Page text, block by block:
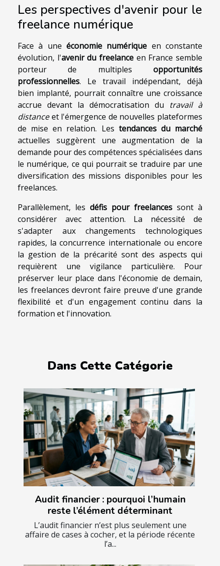
Les perspectives d'avenir pour le
freelance numérique
Face à une économie numérique en constante
évolution, l'avenir du freelance en France semble
porteur de multiples opportunités
professionnelles. Le travail indépendant, déjà
bien implanté, pourrait connaître une croissance
accrue devant la démocratisation du travail à
distanceet l'émergence de nouvelles plateformes
de mise en relation. Les tendances du marché
actuelles suggèrent une augmentation de la
demande pour des compétences spécialisées dans
le numérique, ce qui pourrait se traduire par une
diversification des missions disponibles pour les
freelances.
Parallèlement, les défis pour freelances sont à
considérer avec attention. La nécessité de
s'adapter aux changements technologiques
rapides, la concurrence internationale ou encore
la gestion de la précarité sont des aspects qui
requièrent une vigilance particulière. Pour
préserver leur place dans l'économie de demain,
les freelances devront faire preuve d'une grande
flexibilité et d'un engagement continu dans la
formation et l'innovation.
Dans Cette Catégorie
Audit financier : pourquoi l’humain
reste l’élément déterminant
L’audit financier n’est plus seulement une
affaire de cases à cocher, et la période récente
l’a...